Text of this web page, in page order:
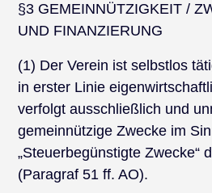
§3 GEMEINNÜTZIGKEIT /
UND FINANZIERUNG
(1) Der Verein ist selbstlos
in erster Linie
verfolgt ausschließlich und
gemeinnützige Zwecke im
„Steuerbegünstigte Zwecke“
(Paragraf 51 ff. AO).